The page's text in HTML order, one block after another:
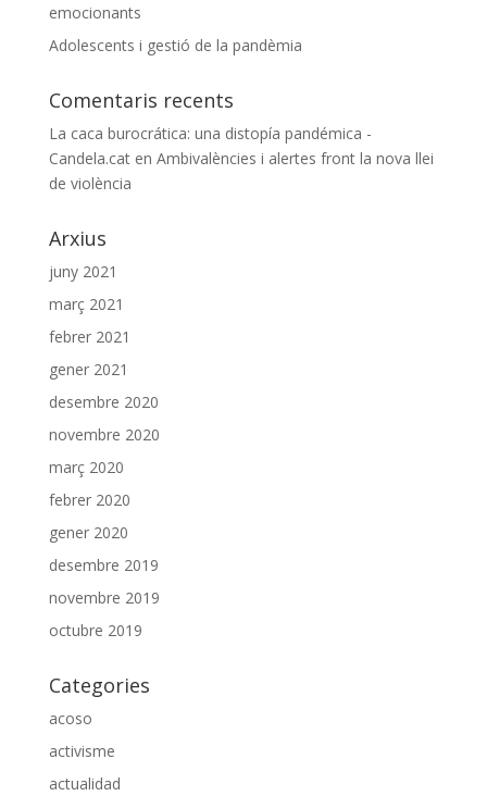
emocionants
Adolescents i gestió de la pandèmia
Comentaris recents
La caca burocrática: una distopía pandémica -
Candela.caten Ambivalències i alertes front la nova llei
de violència
Arxius
juny 2021
març 2021
febrer 2021
gener 2021
desembre 2020
novembre 2020
març 2020
febrer 2020
gener 2020
desembre 2019
novembre 2019
octubre 2019
Categories
acoso
activisme
actualidad